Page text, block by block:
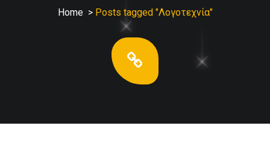
Home> Posts tagged "Λογοτεχνία"